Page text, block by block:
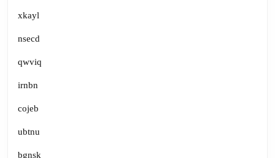
xkayl
nsecd
qwviq
irnbn
cojeb
ubtnu
bgnsk